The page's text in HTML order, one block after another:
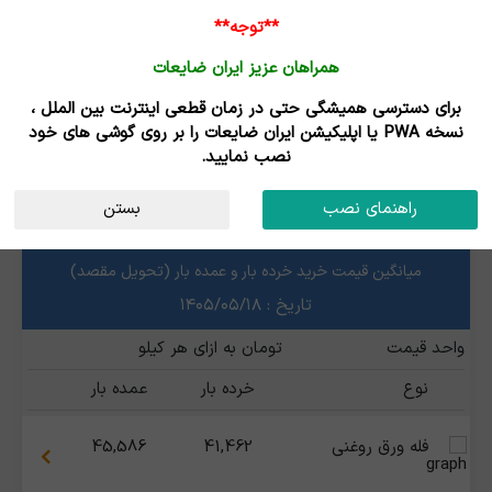
نتایج جستجوی قیمت
استان
ضایعات آهن و چدن
میانگین قیمت خرید خرده بار و عمده بار (تحویل مقصد)
تاریخ : ۱۴۰۵/۰۵/۱۸
واحد قیمت
تومان به ازای هر کیلو
نوع
خرده بار عمده بار
فله ورق روغنی 41,462
45,586
**توجه**
همراهان عزیز ایران ضایعات
برای دسترسی همیشگی حتی در زمان قطعی اینترنت بین الملل ،
نسخه PWA یا اپلیکیشن ایران ضایعات را بر روی گوشی های خود
نصب نمایید.
راهنمای نصب بستن